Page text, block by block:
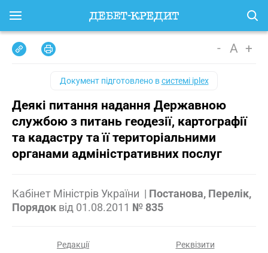
- A +
Документ підготовлено всистемі iplex
Деякі питання надання Державною
службою з питань геодезії, картографії
та кадастру та її територіальними
органами адміністративних послуг
Кабінет Міністрів України | Постанова, Перелік,
Порядок від 01.08.2011 № 835
Редакції Реквізити